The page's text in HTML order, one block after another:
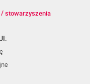
stowarzyszenia